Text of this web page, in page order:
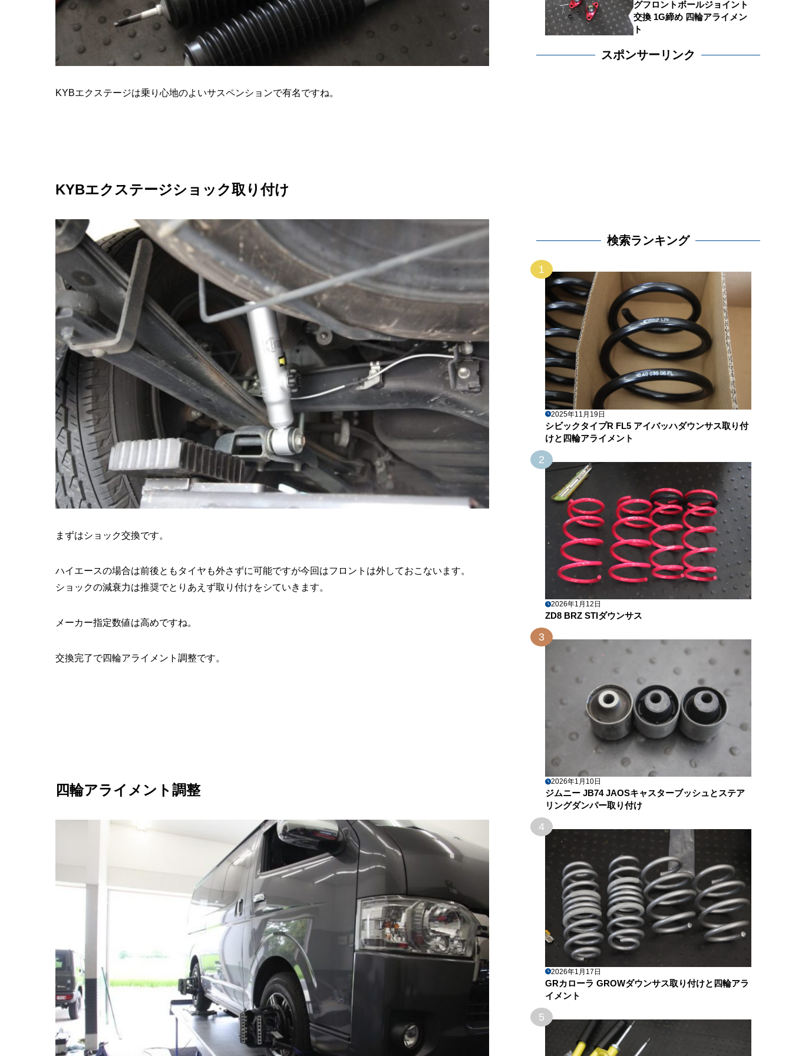
KYBエクステージは乗り心地のよいサスペンションで有名ですね。
KYBエクステージショック取り付け
まずはショック交換です。
ハイエースの場合は前後ともタイヤも外さずに可能ですが今回はフロントは外しておこないます。
ショックの減衰力は推奨でとりあえず取り付けをシていきます。
メーカー指定数値は高めですね。
交換完了で四輪アライメント調整です。
四輪アライメント調整
グフロントボールジョイント
交換 1G締め 四輪アライメン
ト
スポンサーリンク
検索ランキング
1
2025年11月19日
シビックタイプR FL5 アイバッハダウンサス取り付
けと四輪アライメント
2
2026年1月12日
ZD8 BRZ STIダウンサス
3
2026年1月10日
ジムニー JB74 JAOSキャスターブッシュとステア
リングダンパー取り付け
4
2026年1月17日
GRカローラ GROWダウンサス取り付けと四輪アラ
イメント
5